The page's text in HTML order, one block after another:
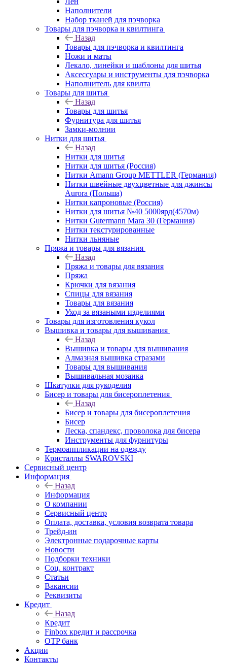
Наполнители
Набор тканей для пэчворка
Товары для пэчворка и квилтинга
Назад
Товары для пэчворка и квилтинга
Ножи и маты
Лекало, линейки и шаблоны для шитья
Аксессуары и инструменты для пэчворка
Наполнитель для квилта
Товары для шитья
Назад
Товары для шитья
Фурнитура для шитья
Замки-молнии
Нитки для шитья
Назад
Нитки для шитья
Нитки для шитья (Россия)
Нитки Amann Group METTLER (Германия)
Нитки швейные двухцветные для джинсы
Aurora (Польша)
Нитки капроновые (Россия)
Нитки для шитья №40 5000ярд(4570м)
Нитки Gutermann Mara 30 (Германия)
Нитки текстурированные
Нитки льняные
Пряжа и товары для вязания
Назад
Пряжа и товары для вязания
Пряжа
Крючки для вязания
Спицы для вязания
Товары для вязания
Уход за вязаными изделиями
Товары для изготовления кукол
Вышивка и товары для вышивания
Назад
Вышивка и товары для вышивания
Алмазная вышивка стразами
Товары для вышивания
Вышивальная мозаика
Шкатулки для рукоделия
Бисер и товары для бисероплетения
Назад
Бисер и товары для бисероплетения
Бисер
Леска, спандекс, проволока для бисера
Инструменты для фурнитуры
Термоаппликации на одежду
Кристаллы SWAROVSKI
Сервисный центр
Информация
Назад
Информация
О компании
Сервисный центр
Оплата, доставка, условия возврата товара
Трейд-ин
Электронные подарочные карты
Новости
Подборки техники
Соц. контракт
Статьи
Вакансии
Реквизиты
Кредит
Назад
Кредит
Finbox кредит и рассрочка
OTP банк
Акции
Контакты